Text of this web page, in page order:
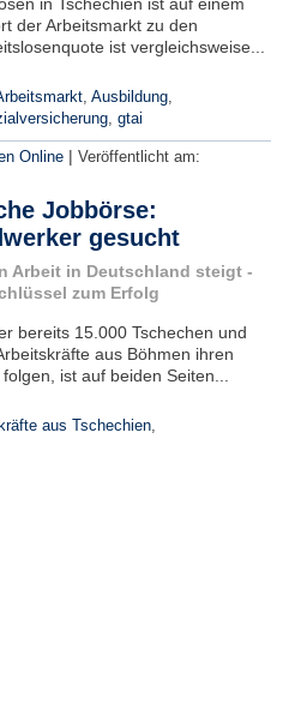
der Arbeitsmarkt zu den
ist vergleichsweise...
, Ausbildung,
, gtai
Online | Veröffentlicht am:
Jobbörse:
gesucht
Arbeit in Deutschland steigt -
zum Erfolg
bereits 15.000 Tschechen und
aus Böhmen ihren
ist auf beiden Seiten...
aus Tschechien,